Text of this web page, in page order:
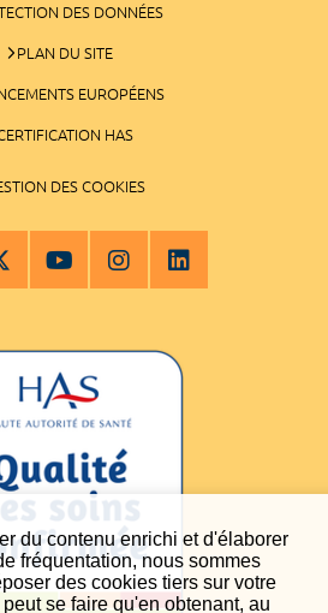
du contenu enrichi et d'élaborer
fréquentation, nous sommes
des cookies tiers sur votre
se faire qu'en obtenant, au
DES DONNÉES
PLAN DU SITE
EUROPÉENS
HAS
DES COOKIES